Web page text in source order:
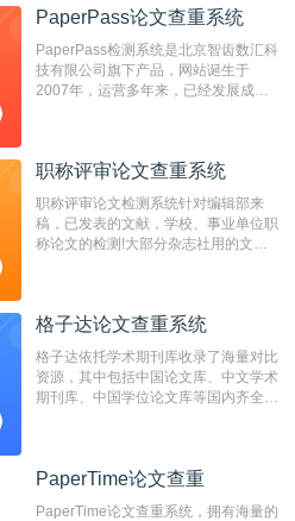
检测系统，其真实性和权威性无可厚
非。其次，相对于知网而言，万方检测
费用少，上手容易，是学生初次论文查
重的推荐系统。
PaperPass论文查重系统
PaperPass检测系统是北京智齿数汇科
技有限公司旗下产品，网站诞生于
2007年，运营多年来，已经发展成为
检测速度快、精度高，市场反映良好。
职称评审论文查重系统
职称评审论文检测系统针对编辑部来
稿，已发表的文献，学校、事业单位职
称论文的检测!大部分杂志社用的文献
编辑部检测来稿和已发表的文献,检测
测时注意填写第一作者,才能排除已发
表文献复制比。（限制字符数1万）
格子达论文查重系统
格子达依托学术期刊库收录了海量对比
资源，其中包括中国论文库、中文学术
期刊库、中国学位论文库等国内齐全的
系统，可检测中文、英文两种语言的论
PaperTime论文查重
PaperTime论文查重系统，拥有海量的